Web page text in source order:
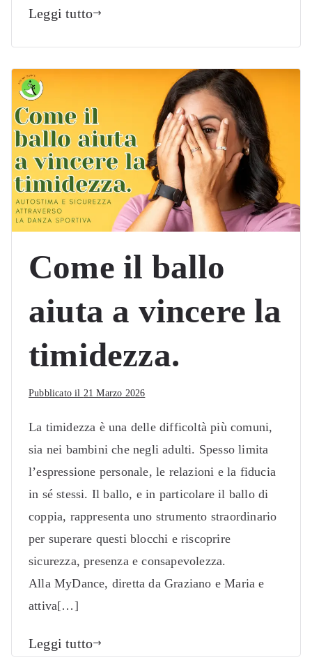
Leggi tutto
Come il ballo
aiuta a vincere la
timidezza.
Pubblicato il 21 Marzo 2026
La timidezza è una delle difficoltà più comuni,
sia nei bambini che negli adulti. Spesso limita
l’espressione personale, le relazioni e la fiducia
in sé stessi. Il ballo, e in particolare il ballo di
coppia, rappresenta uno strumento straordinario
per superare questi blocchi e riscoprire
sicurezza, presenza e consapevolezza.
Alla MyDance, diretta da Graziano e Maria e
attiva[…]
Leggi tutto